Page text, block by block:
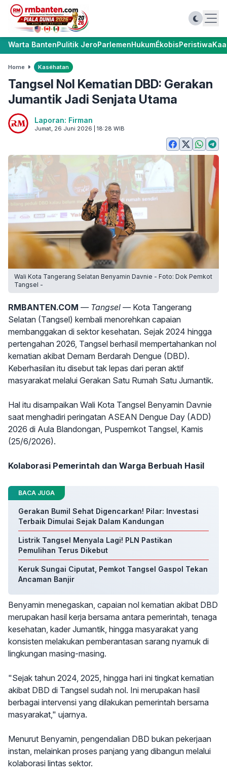
Warta BantenPulitik JeroParlemenHukumÉkobisPeristiwa
Home Kaséhatan
Tangsel Nol Kematian DBD: Gerakan
Jumantik Jadi Senjata Utama
Laporan: Firman
Jumat, 26 Juni 2026 | 18:28 WIB
Wali Kota Tangerang Selatan Benyamin Davnie - Foto: Dok Pemkot
Tangsel -
RMBANTEN.COM — Tangsel —Kota Tangerang
Selatan (Tangsel) kembali menorehkan capaian
membanggakan di sektor kesehatan. Sejak 2024 hingga
pertengahan 2026, Tangsel berhasil mempertahankan nol
kematian akibat Demam Berdarah Dengue (DBD).
Keberhasilan itu disebut tak lepas dari peran aktif
masyarakat melalui Gerakan Satu Rumah Satu Jumantik.
Hal itu disampaikan Wali Kota Tangsel Benyamin Davnie
saat menghadiri peringatan ASEAN Dengue Day (ADD)
2026 di Aula Blandongan, Puspemkot Tangsel, Kamis
(25/6/2026).
Kolaborasi Pemerintah dan Warga Berbuah Hasil
BACA JUGA
Gerakan Bumil Sehat Digencarkan! Pilar: Investasi
Terbaik Dimulai Sejak Dalam Kandungan
Listrik Tangsel Menyala Lagi! PLN Pastikan
Pemulihan Terus Dikebut
Keruk Sungai Ciputat, Pemkot Tangsel Gaspol Tekan
Ancaman Banjir
Benyamin menegaskan, capaian nol kematian akibat DBD
merupakan hasil kerja bersama antara pemerintah, tenaga
kesehatan, kader Jumantik, hingga masyarakat yang
konsisten melakukan pemberantasan sarang nyamuk di
lingkungan masing-masing.
"Sejak tahun 2024, 2025, hingga hari ini tingkat kematian
akibat DBD di Tangsel sudah nol. Ini merupakan hasil
berbagai intervensi yang dilakukan pemerintah bersama
masyarakat," ujarnya.
Menurut Benyamin, pengendalian DBD bukan pekerjaan
instan, melainkan proses panjang yang dibangun melalui
kolaborasi lintas sektor.